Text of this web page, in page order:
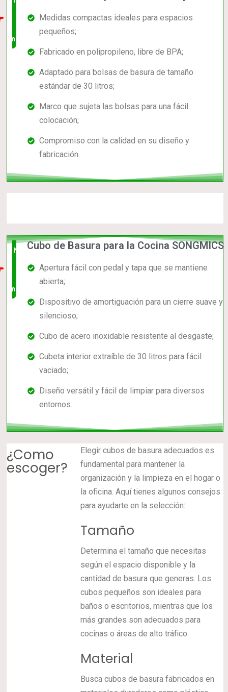
en el
mercado
Medidas compactas ideales para espacios
pequeños;
Fabricado en polipropileno, libre de BPA;
Adaptado para bolsas de basura de tamaño
estándar de 30 litros;
Marco que sujeta las bolsas para una fácil
colocación;
Compromiso con la calidad en su diseño y
fabricación.
Nuevo
en el
mercado
Cubo de Basura para la Cocina SONGMICS
Apertura fácil con pedal y tapa que se mantiene
abierta;
Dispositivo de amortiguación para un cierre suave y
silencioso;
Cubo de acero inoxidable resistente al desgaste;
Cubeta interior extraíble de 30 litros para fácil
vaciado;
Diseño versátil y fácil de limpiar para diversos
entornos.
¿Como
escoger?
Elegir cubos de basura adecuados es
fundamental para mantener la
organización y la limpieza en el hogar o
la oficina. Aquí tienes algunos consejos
para ayudarte en la selección:
Tamaño
Determina el tamaño que necesitas
según el espacio disponible y la
cantidad de basura que generas. Los
cubos pequeños son ideales para
baños o escritorios, mientras que los
más grandes son adecuados para
cocinas o áreas de alto tráfico.
Material
Busca cubos de basura fabricados en